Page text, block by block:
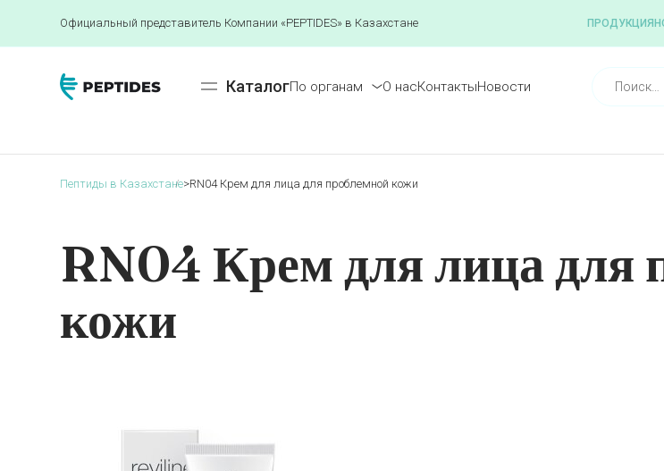
Официальный представитель Компании «PEPTIDES» в Казахстане ПРОДУКЦИЯ
КаталогПо органам О насКонтактыНовости
Пептиды в Казахстане>RN04 Крем для лица для проблемной кожи
RN04 Крем для лица для
кожи